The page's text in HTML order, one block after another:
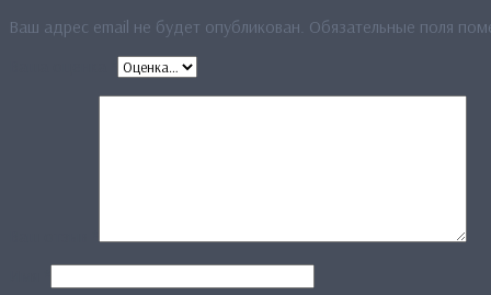
Ваш адрес email не будет опубликован. Обязательные поля